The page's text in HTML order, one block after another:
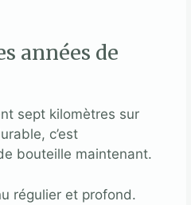
années de
sept kilomètres sur
c’est
bouteille maintenant.
régulier et profond.